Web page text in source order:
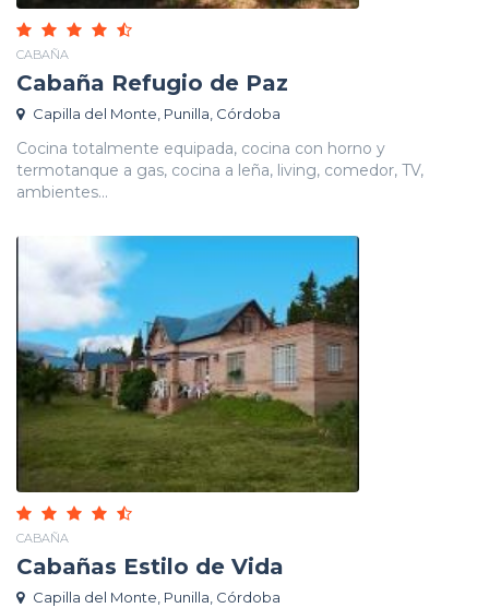
CABAÑA
Cabaña Refugio de Paz
Capilla del Monte, Punilla, Córdoba
Cocina totalmente equipada, cocina con horno y
termotanque a gas, cocina a leña, living, comedor, TV,
ambientes...
CABAÑA
Cabañas Estilo de Vida
Capilla del Monte, Punilla, Córdoba